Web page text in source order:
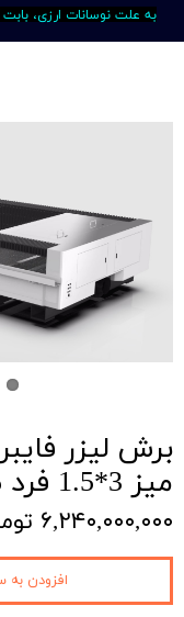
به علت نوسانات ارزی،
میز 3*1.5 فرد صنعت
۶,۲۴۰,۰۰۰,۰۰۰ تومان
افزودن به